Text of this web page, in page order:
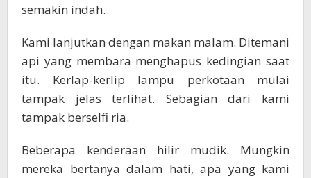
semakin indah.
Kami lanjutkan dengan makan malam. Ditemani
api yang membara menghapus kedingian saat
itu. Kerlap-kerlip lampu perkotaan mulai
tampak jelas terlihat. Sebagian dari kami
tampak berselfi ria.
Beberapa kenderaan hilir mudik. Mungkin
mereka bertanya dalam hati, apa yang kami